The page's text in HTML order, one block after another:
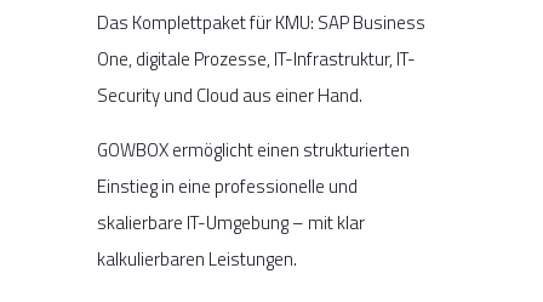
Das Komplettpaket für KMU: SAP Business
One, digitale Prozesse, IT-Infrastruktur, IT-
Security und Cloud aus einer Hand.
GOWBOX ermöglicht einen strukturierten
Einstieg in eine professionelle und
skalierbare IT-Umgebung – mit klar
kalkulierbaren Leistungen.